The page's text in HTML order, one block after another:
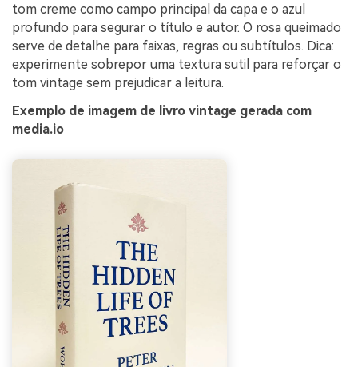
tom creme como campo principal da capa e o azul
profundo para segurar o título e autor. O rosa queimado
serve de detalhe para faixas, regras ou subtítulos. Dica:
experimente sobrepor uma textura sutil para reforçar o
tom vintage sem prejudicar a leitura.
Exemplo de imagem de livro vintage gerada com
media.io